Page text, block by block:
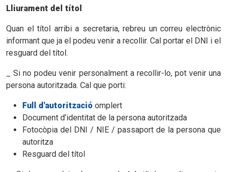
Lliurament del títol
Quan el títol arribi a secretaria, rebreu un correu electrònic
informant que ja el podeu venir a recollir. Cal portar el DNI i el
resguard del títol.
_ Si no podeu venir personalment a recollir-lo, pot venir una
persona autoritzada. Cal que porti:
Full d'autorització omplert
Document d’identitat de la persona autoritzada
Fotocòpia del DNI / NIE / passaport de la persona que
autoritza
Resguard del títol